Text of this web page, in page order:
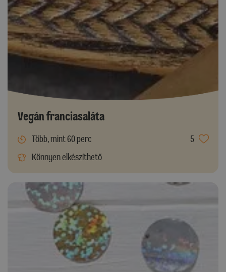
Vegán franciasaláta
Több, mint 60 perc
5
Könnyen elkészíthető